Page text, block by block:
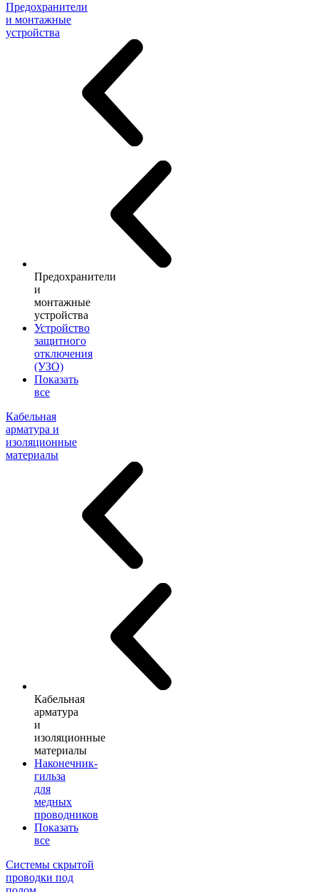
Предохранители
и монтажные
устройства
Предохранители
и
монтажные
устройства
Устройство
защитного
отключения
(УЗО)
Показать
все
Кабельная
арматура и
изоляционные
материалы
Кабельная
арматура
и
изоляционные
материалы
Наконечник-
гильза
для
медных
проводников
Показать
все
Системы скрытой
проводки под